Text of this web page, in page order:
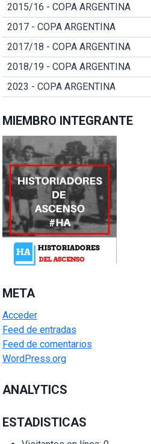
2015/16 - COPA ARGENTINA
2017 - COPA ARGENTINA
2017/18 - COPA ARGENTINA
2018/19 - COPA ARGENTINA
2023 - COPA ARGENTINA
MIEMBRO INTEGRANTE
META
Acceder
Feed de entradas
Feed de comentarios
WordPress.org
ANALYTICS
ESTADISTICAS